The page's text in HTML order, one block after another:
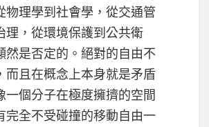
物理學到社會學，從交通管
理，從環境保護到公共衛
然是否定的。絕對的自由不
而且在概念上本身就是矛盾
個分子在極度擁擠的空間
完全不受碰撞的移動自由一